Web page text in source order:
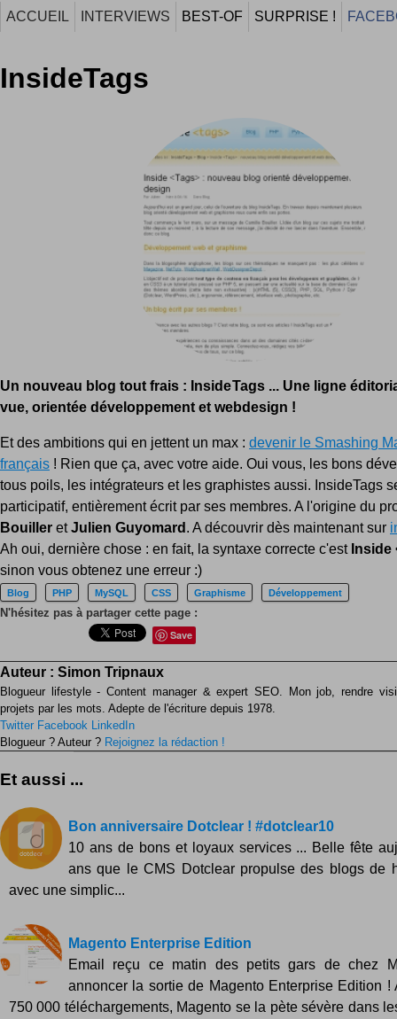
ACCUEIL INTERVIEWS BEST-OF SURPRISE !
InsideTags
Un nouveau blog tout frais : InsideTags ... Une ligne
vue, orientée développement et webdesign !
Et des ambitions qui en jettent un max : devenir le Smashing
français ! Rien que ça, avec votre aide. Oui vous, les bons
tous poils, les intégrateurs et les graphistes aussi. InsideTags
participatif, entièrement écrit par ses membres. A l'origine du
Bouiller etJulien Guyomard . A découvrir dès maintenant sur
Ah oui, dernière chose : en fait, la syntaxe correcte c'est Inside
sinon vous obtenez une erreur :)
Blog PHP MySQL CSS Graphisme Développement
N'hésitez pas à partager cette page :
Save
Auteur : Simon Tripnaux
Blogueur lifestyle - Content manager & expert SEO. Mon job, rendre
projets par les mots. Adepte de l'écriture depuis 1978.
Twitter Facebook LinkedIn
Blogueur ? Auteur ? Rejoignez la rédaction !
Et aussi ...
Bon anniversaire Dotclear ! #dotclear10
10 ans de bons et loyaux services ... Belle fête
ans que le CMS Dotclear propulse des blogs de
avec une simplic...
Magento Enterprise Edition
Email reçu ce matin des petits gars de chez
annoncer la sortie de Magento Enterprise Edition !
750 000 téléchargements, Magento se la pète sévère dans